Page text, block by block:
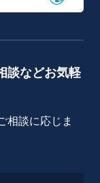
談などお気軽
相談に応じま